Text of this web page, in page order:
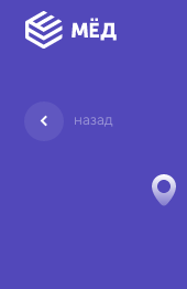
назад